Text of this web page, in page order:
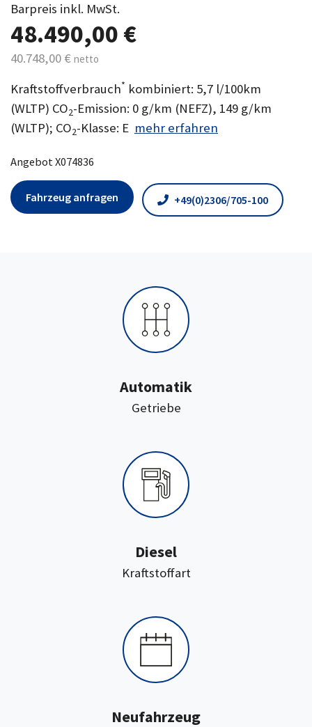
Barpreis inkl. MwSt.
48.490,00 €
40.748,00 € netto
Kraftstoffverbrauch* kombiniert: 5,7 l/100km
(WLTP) CO2-Emission: 0 g/km (NEFZ), 149 g/km
(WLTP); CO2-Klasse: E mehr erfahren
Angebot X074836
Fahrzeug anfragen +49(0)2306/705-100
Getriebe:
Automatik
Kraftstoffart:
Diesel
Neufahrzeug